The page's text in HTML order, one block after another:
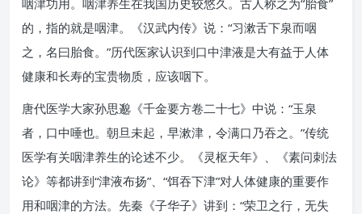
咽津功用。咽津养生在我国历史较悠久。古人称之为“胎食”
的，指的就是咽津。《汉武内传》说：“习漱舌下泉而咽
之，名曰胎食。”历代医家认识到口中津液是大有益于人体
健康和长寿的宝贵物质，应该咽下。
唐代医学大家孙思邈《千金要方卷二十七》中说：“玉泉
者，口中唾也。朝旦未起，早漱津，令满口乃吞之。”传统
医学有关咽津养生的论述不少。《灵枢天年》、《素问刺法
论》等都讲到“津液布扬”、“饵吞下津”对人体健康的重要作
用和咽津的方法。先秦《子华子》讲到：“荣卫之行，无失